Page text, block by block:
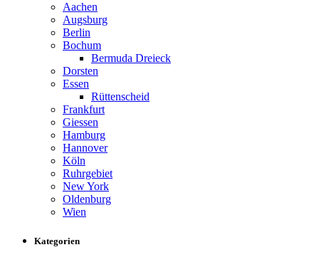
Aachen
Augsburg
Berlin
Bochum
Bermuda Dreieck
Dorsten
Essen
Rüttenscheid
Frankfurt
Giessen
Hamburg
Hannover
Köln
Ruhrgebiet
New York
Oldenburg
Wien
Kategorien